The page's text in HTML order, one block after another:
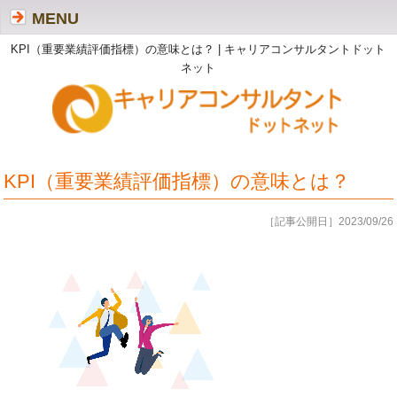
KPI（重要業績評価指標）の意味とは？ | キャリアコンサルタントドット
ネット
MENU
KPI（重要業績評価指標）の意味とは？
［記事公開日］2023/09/26